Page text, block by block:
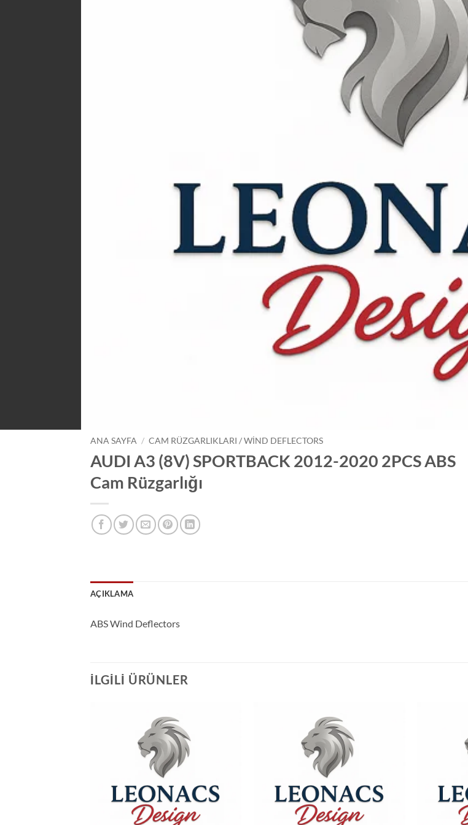
ANA SAYFA / CAM RÜZGARLIKLARI / WIND DEFLECTORS
AUDI A3 (8V) SPORTBACK 2012-2020 2PCS ABS
Cam Rüzgarlığı
AÇIKLAMA
ABS Wind Deflectors
İLGILI ÜRÜNLER